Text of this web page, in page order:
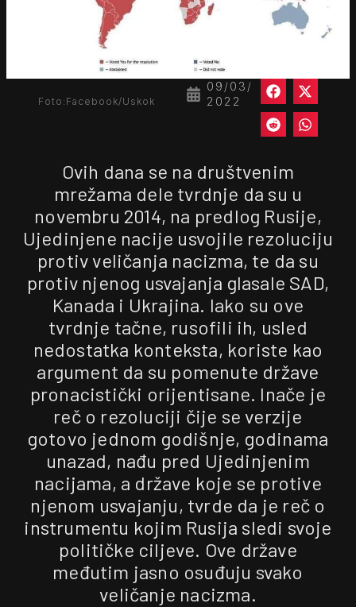
09/03/
2022
Foto:Facebook/Uskok
Ovih dana se na društvenim
mrežama dele tvrdnje da su u
novembru 2014, na predlog Rusije,
Ujedinjene nacije usvojile rezoluciju
protiv veličanja nacizma, te da su
protiv njenog usvajanja glasale SAD,
Kanada i Ukrajina. Iako su ove
tvrdnje tačne, rusofili ih, usled
nedostatka konteksta, koriste kao
argument da su pomenute države
pronacistički orijentisane. Inače je
reč o rezoluciji čije se verzije
gotovo jednom godišnje, godinama
unazad, nađu pred Ujedinjenim
nacijama, a države koje se protive
njenom usvajanju, tvrde da je reč o
instrumentu kojim Rusija sledi svoje
političke ciljeve. Ove države
međutim jasno osuđuju svako
veličanje nacizma.